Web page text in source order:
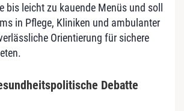
bis leicht zu kauende Menüs und soll
in Pflege, Kliniken und ambulanter
Orientierung für sichere
Debatte